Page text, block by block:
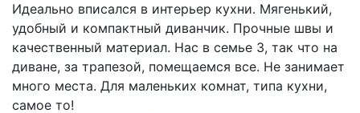
Идеально вписался в интерьер кухни. Мягенький,
удобный и компактный диванчик. Прочные швы и
качественный материал. Нас в семье 3, так что на
диване, за трапезой, помещаемся все. Не занимает
много места. Для маленьких комнат, типа кухни,
самое то!